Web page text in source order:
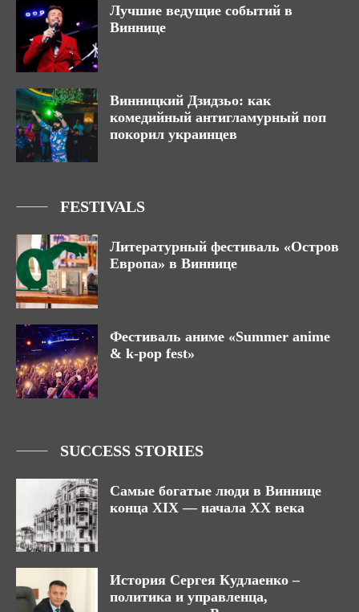
Лучшие ведущие событий в
Виннице
Винницкий Дзидзьо: как
комедийный антигламурный поп
покорил украинцев
FESTIVALS
Литературный фестиваль «Остров
Европа» в Виннице
Фестиваль аниме «Summer anime
& k-pop fest»
SUCCESS STORIES
Самые богатые люди в Виннице
конца ХІХ — начала ХХ века
История Сергея Кудлаенко –
политика и управленца,